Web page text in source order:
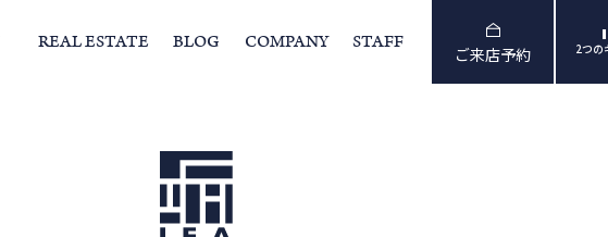
REAL ESTATE BLOG COMPANY STAFF
ご来店予約 2つの